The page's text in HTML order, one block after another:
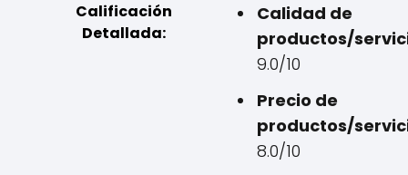
Calificación
Detallada:
Calidad de
productos/
9.0/10
Precio de
productos/
8.0/10